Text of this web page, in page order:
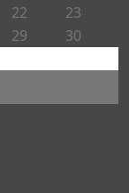
22
23
29
30